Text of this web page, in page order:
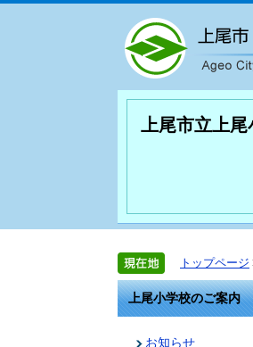
上尾市立上尾
トップページ
上尾小学校のご案内
お知らせ